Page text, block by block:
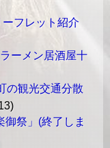
フレット紹介
ーメン居酒屋十
の観光交通分散
御祭」(終了しま